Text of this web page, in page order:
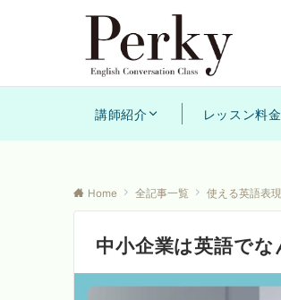
講師紹介 レッスン料金
Home 全記事一覧 使える英語表現
中小企業は英語でな